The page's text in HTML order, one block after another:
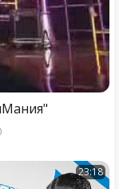
23:18